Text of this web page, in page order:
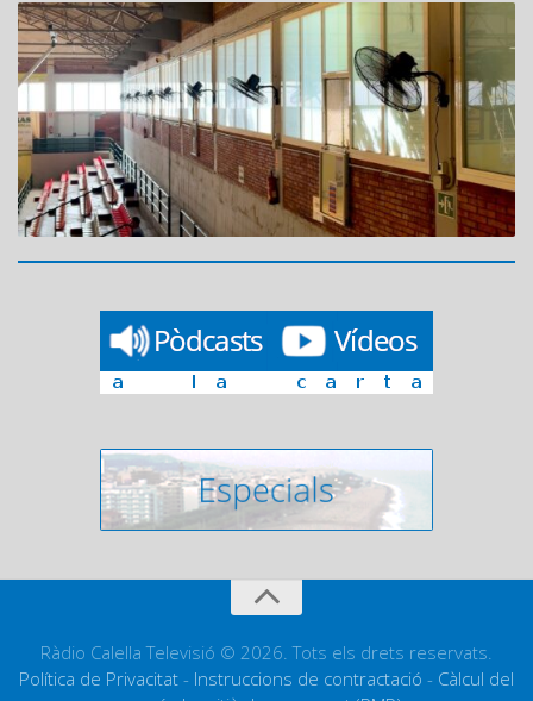
Ràdio Calella Televisió © 2026. Tots els drets reservats.
Política de Privacitat - Instruccions de contractació - Càlcul del